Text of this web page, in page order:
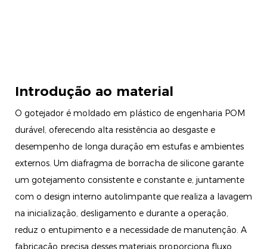
Introdução ao material
O gotejador é moldado em plástico de engenharia POM
durável, oferecendo alta resistência ao desgaste e
desempenho de longa duração em estufas e ambientes
externos. Um diafragma de borracha de silicone garante
um gotejamento consistente e constante e, juntamente
com o design interno autolimpante que realiza a lavagem
na inicialização, desligamento e durante a operação,
reduz o entupimento e a necessidade de manutenção. A
fabricação precisa desses materiais proporciona fluxo